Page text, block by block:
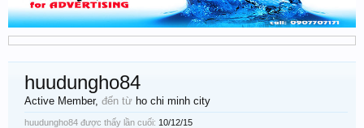
huudungho84
Active Member, đến từ ho chi minh city
huudungho84 được thấy lần cuối: 10/12/15